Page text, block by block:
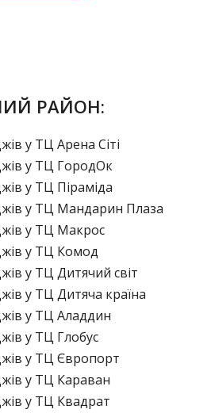
РАЙОН:
у ТЦ Арена Сіті
у ТЦ ГородОк
у ТЦ Піраміда
у ТЦ Мандарин Плаза
у ТЦ Макрос
у ТЦ Комод
у ТЦ Дитячий світ
у ТЦ Дитяча країна
у ТЦ Аладдин
у ТЦ Глобус
у ТЦ Європорт
у ТЦ Караван
у ТЦ Квадрат